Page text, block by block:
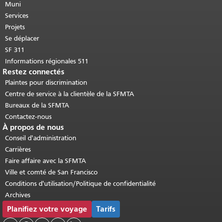
cette page se répète sur chaque page.
Retour au haut du contenu principal
Muni
Services
Projets
Se déplacer
SF 311
Informations régionales 511
Restez connectés
Plaintes pour discrimination
Centre de service à la clientèle de la SFMTA
Bureaux de la SFMTA
Contactez-nous
À propos de nous
Conseil d'administration
Carrières
Faire affaire avec la SFMTA
Ville et comté de San Francisco
Conditions d'utilisation/Politique de confidentialité
Archives
Planifiez votre voyage Tarifs